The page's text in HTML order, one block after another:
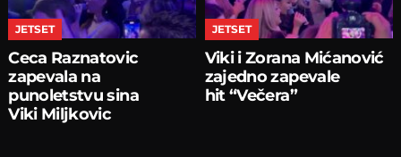
JETSET
Ceca Raznatovic
zapevala na
punoletstvu sina
Viki Miljkovic
JETSET
Viki i Zorana Mićanović
zajedno zapevale
hit “Večera”